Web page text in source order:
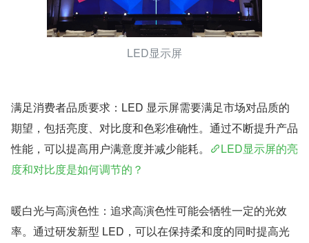
LED显示屏
满足消费者品质要求：LED 显示屏需要满足市场对品质的
期望，包括亮度、对比度和色彩准确性。通过不断提升产品
性能，可以提高用户满意度并减少能耗。
LED显示屏的亮
度和对比度是如何调节的？
暖白光与高演色性：追求高演色性可能会牺牲一定的光效
率。通过研发新型 LED，可以在保持柔和度的同时提高光